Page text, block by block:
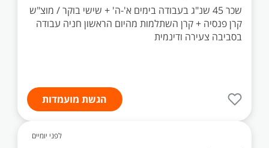
שכר 45 שנ"ג בעבודה בימים א'-ה' + שישי בוקר / מוצ"ש
קרן פנסיה + קרן השתלמות מהיום הראשון חניה עבודה
בסביבה צעירה ודינמית
הגשת מועמדות
לפני יומיים